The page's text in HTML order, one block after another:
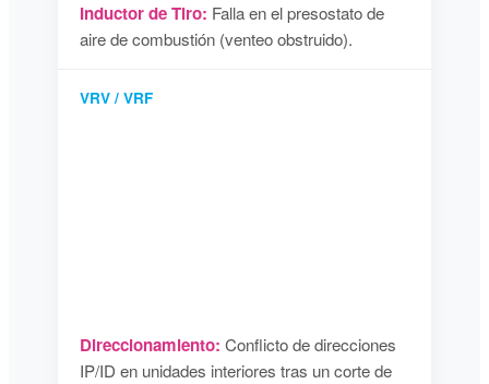
Inductor de Tiro: Falla en el presostato de
aire de combustión (venteo obstruido).
VRV / VRF
Direccionamiento: Conflicto de direcciones
IP/ID en unidades interiores tras un corte de